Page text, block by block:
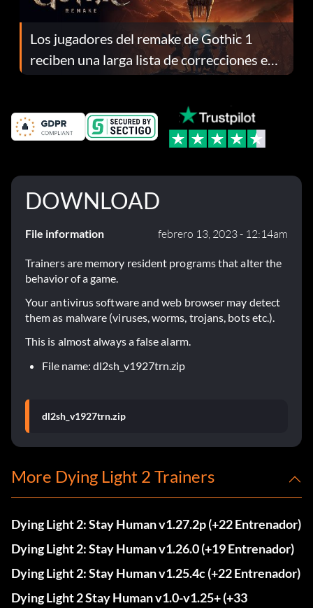
Los jugadores del remake de Gothic 1
reciben una larga lista de correcciones en
el parche 1.0.4
DOWNLOAD
File information febrero 13, 2023 - 12:14am
Trainers are memory resident programs that alter the
behavior of a game.
Your antivirus software and web browser may detect
them as malware (viruses, worms, trojans, bots etc.).
This is almost always a false alarm.
File name: dl2sh_v1927trn.zip
dl2sh_v1927trn.zip
More Dying Light 2 Trainers
Dying Light 2: Stay Human v1.27.2p (+22 Entrenador)
Dying Light 2: Stay Human v1.26.0 (+19 Entrenador)
Dying Light 2: Stay Human v1.25.4c (+22 Entrenador)
Dying Light 2 Stay Human v1.0-v1.25+ (+33